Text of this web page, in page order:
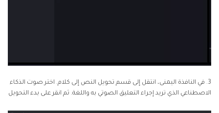
3. في النافذة اليمنى، انتقل إلى قسم تحويل النص إلى كلام. اختر صوت الذكاء
الاصطناعي الذي تريد إجراء التعليق الصوتي به واللغة. ثم انقر على بدء التحويل